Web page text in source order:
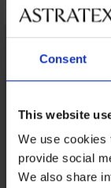
Consent
This website
We use cookies
provide social
We also share
16,99 €(33,23 лв.)